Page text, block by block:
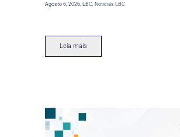
Agosto 6, 2026,LBC,Noticias LBC
Leia mais